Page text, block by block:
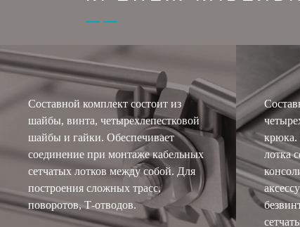
Составной комплект состоит из
шайбы, винта, четырехлепестковой
шайбы и гайки. Обеспечивает
соединение при монтаже кабельных
сетчатых лотков между собой. Для
построения сложных трасс,
поворотов, Т-отводов.
крюка.
лотка